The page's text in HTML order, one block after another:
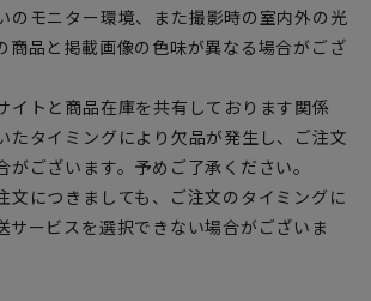
モニター環境、また撮影時の室内外の光
商品と掲載画像の色味が異なる場合がござ
トと商品在庫を共有しております関係
たタイミングにより欠品が発生し、ご注文
がございます。予めご了承ください。
につきましても、ご注文のタイミングに
サービスを選択できない場合がございま